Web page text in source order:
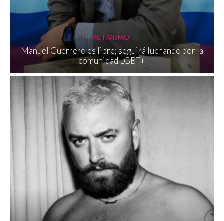
ACTIVISMO
Manuel Guerrero es libre; seguirá luchando por la
comunidad LGBT+